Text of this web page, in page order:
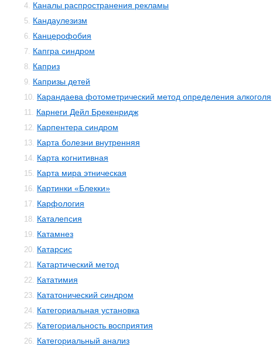
4. Каналы распространения рекламы
5. Кандаулезизм
6. Канцерофобия
7. Капгра синдром
8. Каприз
9. Капризы детей
10. Карандаева фотометрический метод определения алкоголя
11. Карнеги Дейл Брекенридж
12. Карпентера синдром
13. Карта болезни внутренняя
14. Карта когнитивная
15. Карта мира этническая
16. Картинки «Блекки»
17. Карфология
18. Каталепсия
19. Катамнез
20. Катарсис
21. Катартический метод
22. Кататимия
23. Кататонический синдром
24. Категориальная установка
25. Категориальность восприятия
26. Категориальный анализ